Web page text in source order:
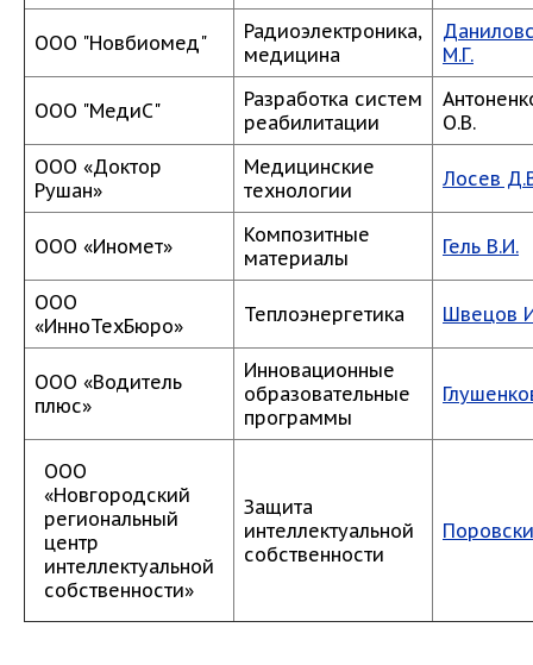
ООО "Новбиомед"
Радиоэлектроника,
медицина
М.Г.
ООО "МедиС"
Разработка систем
реабилитации
О.В.
ООО «Доктор
Рушан»
Медицинские
технологии
Лосев
ООО «Иномет»
Композитные
материалы
Гель В.И.
ООО
«ИнноТехБюро»
Теплоэнергетика Швецов
ООО «Водитель
плюс»
Инновационные
образовательные
программы
ООО
«Новгородский
региональный
центр
интеллектуальной
собственности»
Защита
интеллектуальной
собственности